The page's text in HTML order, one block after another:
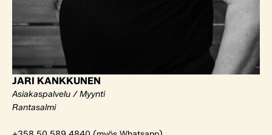
JARI KANKKUNEN
Asiakaspalvelu / Myynti
Rantasalmi